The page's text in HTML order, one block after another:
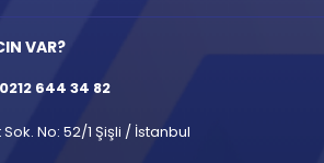
VAR?
0212 644 34 82
No: 52/1 Şişli / İstanbul